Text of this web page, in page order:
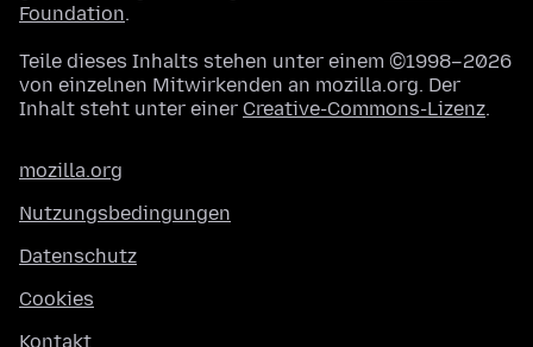
Foundation.
Teile dieses Inhalts stehen unter einem ©1998–2026
von einzelnen Mitwirkenden an mozilla.org. Der
Inhalt steht unter einer Creative-Commons-Lizenz.
mozilla.org
Nutzungsbedingungen
Datenschutz
Cookies
Kontakt